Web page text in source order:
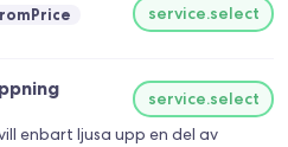
service.select
service.select
enbart ljusa upp en del av